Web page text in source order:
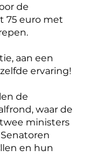
de
75 euro met
aan een
ervaring!
de
waar de
ministers
en hun